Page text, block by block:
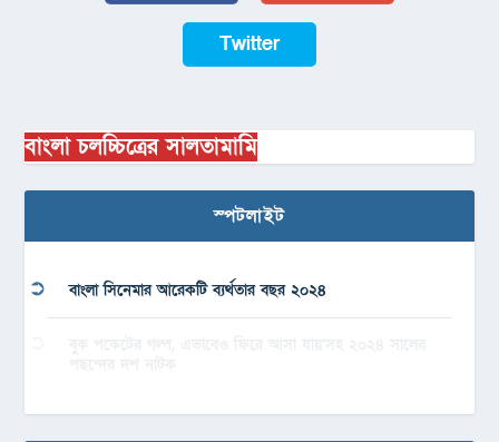
Twitter
বাংলা চলচ্চিত্রের সালতামামি
স্পটলাইট
বাংলা সিনেমার আরেকটি ব্যর্থতার বছর ২০২৪